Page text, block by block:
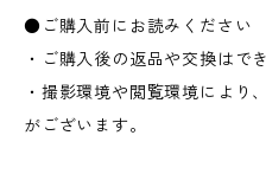
●ご購入前にお読みください
・ご購入後の返品や交換はで
・撮影環境や閲覧環境により
がございます。